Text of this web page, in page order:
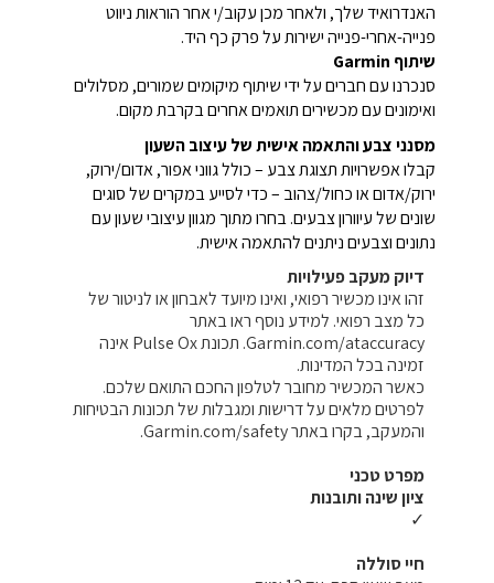
האנדרואיד שלך, ולאחר מכן עקוב/י אחר הוראות ניווט
פנייה-אחרי-פנייה ישירות על פרק כף היד.
שיתוף Garmin
סנכרנו עם חברים על ידי שיתוף מיקומים שמורים, מסלולים
ואימונים עם מכשירים תואמים אחרים בקרבת מקום.
מסנני צבע והתאמה אישית של עיצוב השעון
קבלו אפשרויות תצוגת צבע – כולל גווני אפור, אדום/ירוק,
ירוק/אדום או כחול/צהוב – כדי לסייע במקרים של סוגים
שונים של עיוורון צבעים. בחרו מתוך מגוון עיצובי שעון עם
נתונים וצבעים ניתנים להתאמה אישית.
דיוק מעקב פעילויות
זהו אינו מכשיר רפואי, ואינו מיועד לאבחון או לניטור של
כל מצב רפואי. למידע נוסף ראו באתר
Garmin.com/ataccuracy. תכונת Pulse Ox אינה
זמינה בכל המדינות.
כאשר המכשיר מחובר לטלפון החכם התואם שלכם.
לפרטים מלאים על דרישות ומגבלות של תכונות הבטיחות
והמעקב, בקרו באתר Garmin.com/safety.
מפרט טכני
ציון שינה ותובנות
✓
חיי סוללה